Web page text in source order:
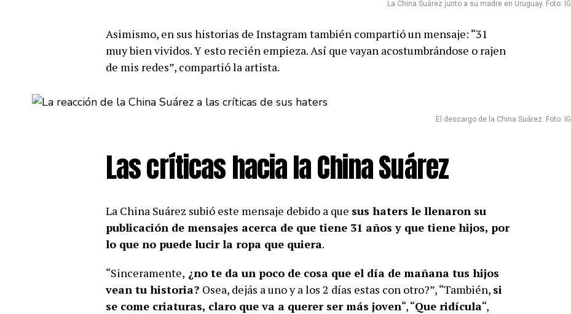
La China Suárez junto a su madre en Uruguay. Foto: IG.
Asimismo, en sus historias de Instagram también compartió un mensaje: “31
muy bien vividos. Y esto recién empieza. Así que vayan acostumbrándose o rajen
de mis redes”, compartió la artista.
El descargo de la China Suárez. Foto: IG.
Las críticas hacia la China Suárez
La China Suárez subió este mensaje debido a que sus haters le llenaron su
publicación de mensajes acerca de que tiene 31 años y que tiene hijos, por
lo que no puede lucir la ropa que quiera.
“Sinceramente, ¿no te da un poco de cosa que el día de mañana tus hijos
vean tu historia? Osea, dejás a uno y a los 2 días estas con otro?”, “También, si
se come criaturas, claro que va a querer ser más joven“, “Que ridícula“,